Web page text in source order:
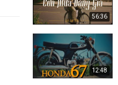
56:36
12:48